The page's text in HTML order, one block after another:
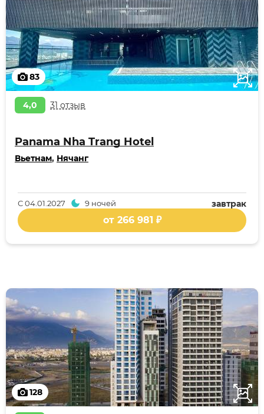
83
4,0 31 отзыв
Panama Nha Trang Hotel
Вьетнам, Нячанг
завтрак
С04.01.2027 9 ночей
от 266 981 ₽
128